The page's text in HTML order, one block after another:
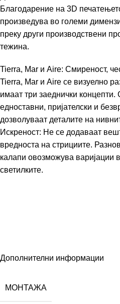
Благодарение на 3D
произведува во големи
преку други производствени
тежина.
Tierra, Mar и Aire: Смиреност,
Tierra, Mar и Aire се визуелно
имаат три заеднички
едноставни, пријателски и
дозволуваат деталите на
Искреност: Не се додаваат
вредноста на стрициите.
калапи овозможува варијации
светилките.
Дополнителни информации
МОНТАЖА